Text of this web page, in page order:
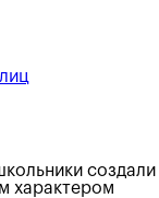
характером